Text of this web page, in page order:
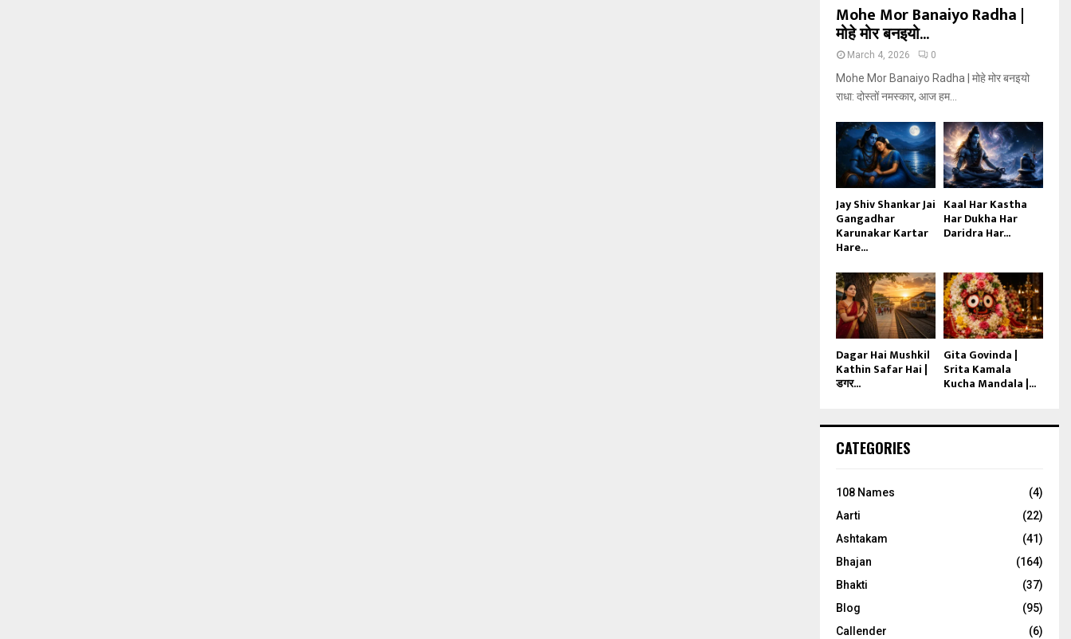
Mohe Mor Banaiyo Radha |
मोहे मोर बनइयो...
March 4, 2026 0
Mohe Mor Banaiyo Radha | मोहे मोर बनइयो
राधा: दोस्तों नमस्कार, आज हम...
Jay Shiv Shankar Jai
Gangadhar
Karunakar Kartar
Hare...
Kaal Har Kastha
Har Dukha Har
Daridra Har...
Dagar Hai Mushkil
Kathin Safar Hai |
डगर...
Gita Govinda |
Srita Kamala
Kucha Mandala |...
CATEGORIES
108 Names
(4)
Aarti
(22)
Ashtakam
(41)
Bhajan
(164)
Bhakti
(37)
Blog
(95)
Callender
(6)